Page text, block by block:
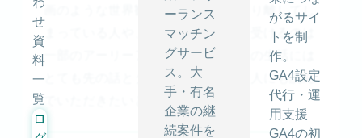
せ
資
料
一
覧
ロ
ーランス
マッチン
グサービ
ス。大
手・有名
企業の継
続案件を
がるサイ
トを制
作。
GA4設定
代行・運
用支援
GA4の初
画のような世界観と捉えて自分と切り離してし
まっている人や、人工知能の恩恵を受けるのは
一部のアーリーアダプターで、一般の生活には
とても先の話とタカをくくっている人にも読ん
でいただきたいと思います。